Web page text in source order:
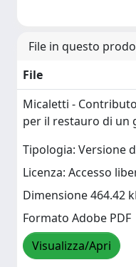
File in questo
File
Micaletti -
per il restauro di un
Tipologia: Versione
Licenza: Accesso
Dimensione 464.42
Formato Adobe PDF
Visualizza/Apri